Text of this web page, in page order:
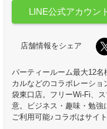
LINE公式アカウン
店舗情報をシェア
パーティールーム最大12
カルなどのコラボレーシ
袋東口店。フリーWi-Fi、
意。ビジネス・趣味・勉強
ご利用可能♪コラボはサイ